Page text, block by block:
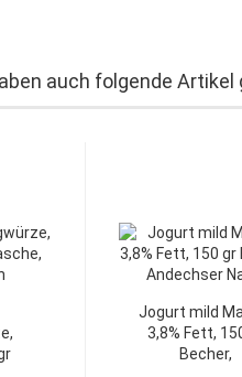
auch folgende Artikel
Jogurt mild
3,8% Fett,
Becher,